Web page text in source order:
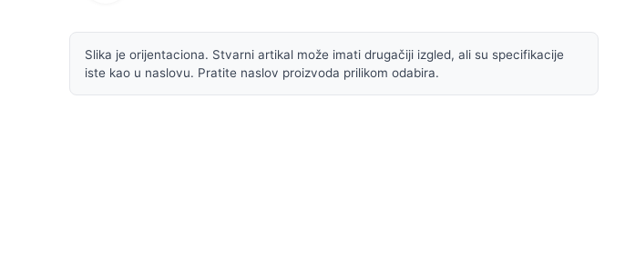
Slika je orijentaciona. Stvarni artikal može imati drugačiji izgled, ali su specifikacije
iste kao u naslovu. Pratite naslov proizvoda prilikom odabira.